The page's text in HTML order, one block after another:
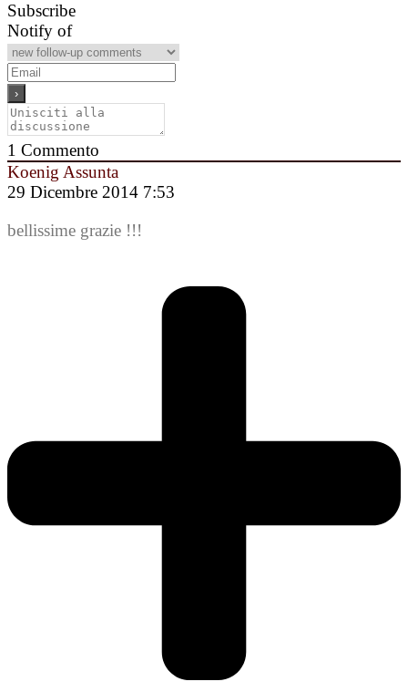
Subscribe
Notify of
1 Commento
Koenig Assunta
29 Dicembre 2014 7:53
bellissime grazie !!!